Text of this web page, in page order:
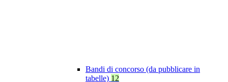
Bandi di concorso (da pubblicare in
tabelle) 12